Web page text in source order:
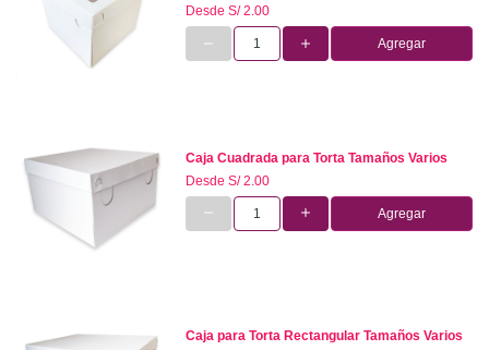
DesdeS/ 2.00
Agregar
Caja Cuadrada para Torta Tamaños Varios
DesdeS/ 2.00
Agregar
Caja para Torta Rectangular Tamaños Varios